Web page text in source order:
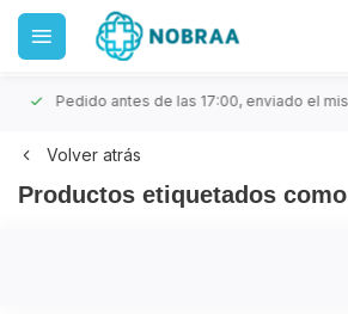
Pedido antes de las 17:00, enviado el
Volver atrás
Productos etiquetados